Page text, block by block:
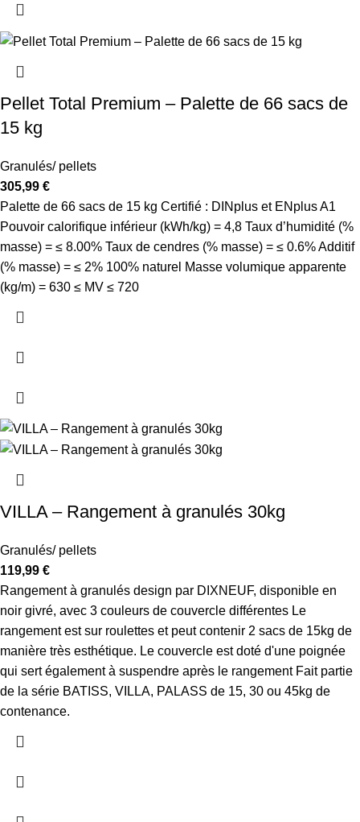
Pellet Total Premium – Palette de 66 sacs de
15 kg
Granulés/ pellets
305,99 €
Palette de 66 sacs de 15 kg Certifié : DINplus et ENplus A1
Pouvoir calorifique inférieur (kWh/kg) = 4,8 Taux d’humidité (%
masse) = ≤ 8.00% Taux de cendres (% masse) = ≤ 0.6% Additif
(% masse) = ≤ 2% 100% naturel Masse volumique apparente
(kg/m) = 630 ≤ MV ≤ 720
VILLA – Rangement à granulés 30kg
Granulés/ pellets
119,99 €
Rangement à granulés design par DIXNEUF, disponible en
noir givré, avec 3 couleurs de couvercle différentes Le
rangement est sur roulettes et peut contenir 2 sacs de 15kg de
manière très esthétique. Le couvercle est doté d'une poignée
qui sert également à suspendre après le rangement Fait partie
de la série BATISS, VILLA, PALASS de 15, 30 ou 45kg de
contenance.